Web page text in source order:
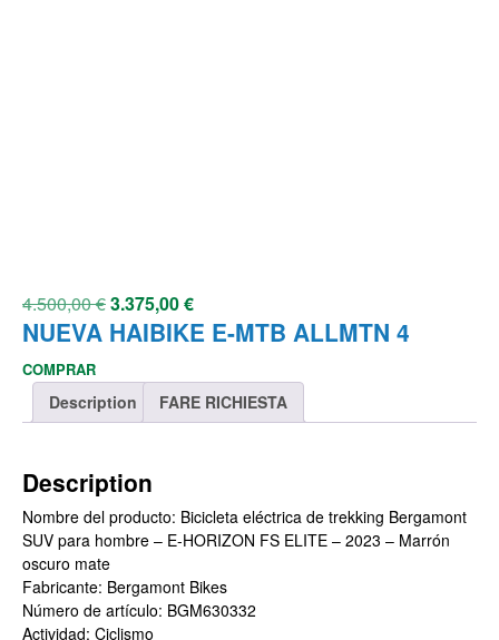
4.500,00€3.375,00€
NUEVA HAIBIKE E-MTB ALLMTN 4
COMPRAR
Description FARE RICHIESTA
Description
Nombre del producto: Bicicleta eléctrica de trekking Bergamont
SUV para hombre – E-HORIZON FS ELITE – 2023 – Marrón
oscuro mate
Fabricante: Bergamont Bikes
Número de artículo: BGM630332
Actividad: Ciclismo